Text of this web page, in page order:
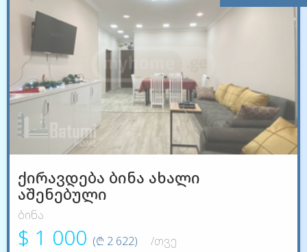
ქირავდება ბინა ახალი
აშენებული
ბინა
$ 1 000 (₾ 2 622)
/თვე